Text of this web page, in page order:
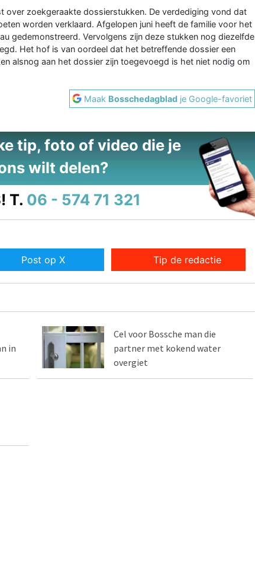
over zoekgeraakte dossierstukken. De verdediging vond dat
worden verklaard. Afgelopen juni heeft de familie voor het
gedemonstreerd. Vervolgens zijn deze stukken nog diezelfde
Het hof is van oordeel dat het betreffende dossier een
alsnog aan het dossier zijn toegevoegd is het niet nodig om
Maak Bosschedagblad je Google-favoriet
tip, foto of video die je
wilt delen?
T. 06 - 574 71 321
Post op X Tip de redactie
in
Cel voor Bossche man die
partner met kokend water
overgiet